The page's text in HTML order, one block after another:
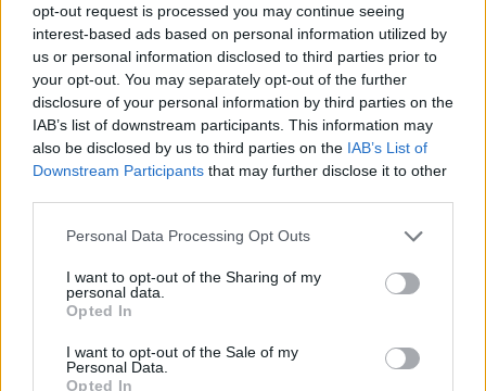
opt-out request is processed you may continue seeing
interest-based ads based on personal information utilized by
us or personal information disclosed to third parties prior to
your opt-out. You may separately opt-out of the further
disclosure of your personal information by third parties on the
IAB’s list of downstream participants. This information may
also be disclosed by us to third parties on the IAB’s List of
Downstream Participants that may further disclose it to other
Personal Data Processing Opt Outs
I want to opt-out of the Sharing of my
personal data.
Opted In
I want to opt-out of the Sale of my
Personal Data.
Opted In
Hetimet për dosjen
“Balluku”/ SPAK ushtron
kontrolle në kompaninë
“Atelier 4”, sekuestrohet
projekti i arredimit të vilës
luksoze
Vrasja e katër studentëve
në Idaho që tronditi
SHBA-në rikthehet në
qendër të vëmendjes
Netanyahu refuzon planin
Tërheqja izraelite
kushtëzohet me
vere del në dritë në brigjet